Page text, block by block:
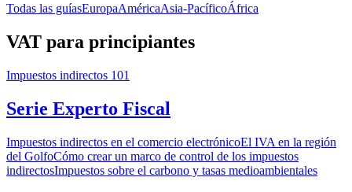
Todas las guíasEuropaAméricaAsia-PacíficoÁfrica
VAT para principiantes
Impuestos indirectos 101
Serie Experto Fiscal
Impuestos indirectos en el comercio electrónicoEl IVA en la región
del GolfoCómo crear un marco de control de los impuestos
indirectosImpuestos sobre el carbono y tasas medioambientales